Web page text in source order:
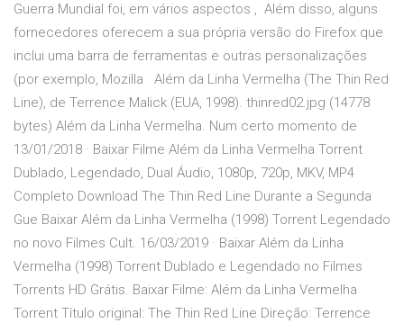
Guerra Mundial foi, em vários aspectos , Além disso, alguns
fornecedores oferecem a sua própria versão do Firefox que
inclui uma barra de ferramentas e outras personalizações
(por exemplo, Mozilla Além da Linha Vermelha (The Thin Red
Line), de Terrence Malick (EUA, 1998). thinred02.jpg (14778
bytes) Além da Linha Vermelha. Num certo momento de
13/01/2018 · Baixar Filme Além da Linha Vermelha Torrent
Dublado, Legendado, Dual Áudio, 1080p, 720p, MKV, MP4
Completo Download The Thin Red Line Durante a Segunda
Gue Baixar Além da Linha Vermelha (1998) Torrent Legendado
no novo Filmes Cult. 16/03/2019 · Baixar Além da Linha
Vermelha (1998) Torrent Dublado e Legendado no Filmes
Torrents HD Grátis. Baixar Filme: Além da Linha Vermelha
Torrent Título original: The Thin Red Line Direção: Terrence